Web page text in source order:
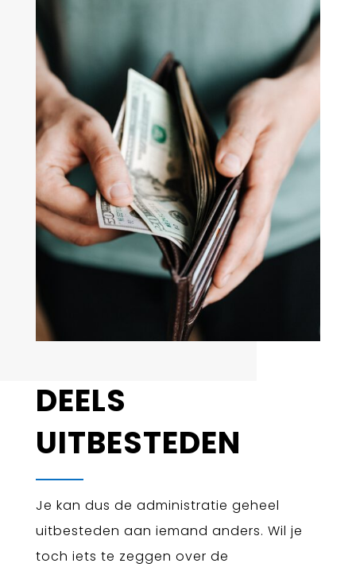
DEELS
UITBESTEDEN
Je kan dus de administratie geheel
uitbesteden aan iemand anders. Wil je
toch iets te zeggen over de